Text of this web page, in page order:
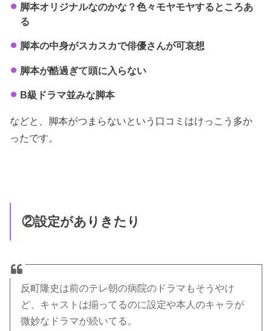
脚本オリジナルなのかな？色々モヤモヤするところあ
る
脚本の中身がスカスカで俳優さんが可哀想
脚本が酷過ぎて頭に入らない
B級ドラマ並みな脚本
などと、脚本がつまらないという口コミはけっこう多か
ったです。
②設定がありきたり
反町隆史は前のテレ朝の病院のドラマもそうやけ
ど、キャストは揃ってるのに設定や本人のキャラが
微妙なドラマが続いてる。